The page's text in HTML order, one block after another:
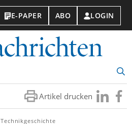
E-PAPER ABO LOGIN
Artikel drucken Besuchen
Sie
Sie
Technikgeschichte